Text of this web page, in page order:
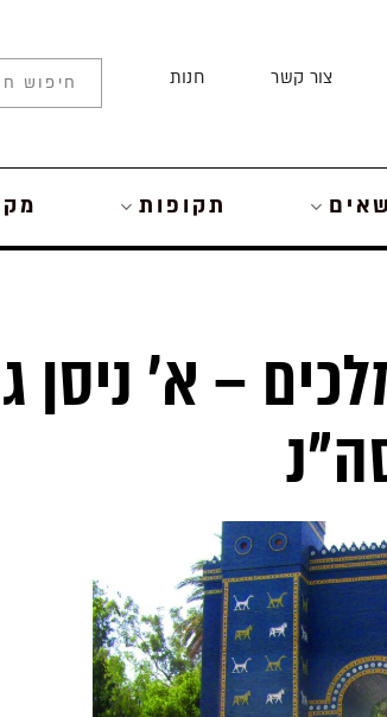
צור קשר חנות
תקופות